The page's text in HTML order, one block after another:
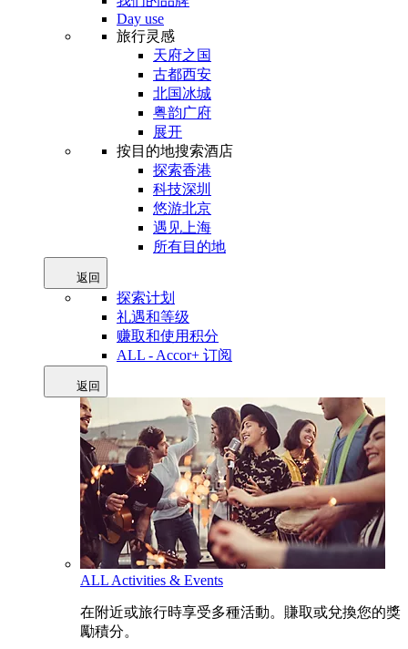
Day use
旅行灵感
天府之国
古都西安
北国冰城
粤韵广府
展开
按目的地搜索酒店
探索香港
科技深圳
悠游北京
遇见上海
所有目的地
返回
探索计划
礼遇和等级
赚取和使用积分
ALL - Accor+ 订阅
返回
ALL Activities & Events
在附近或旅行時享受多種活動。賺取或兌換您的獎
勵積分。